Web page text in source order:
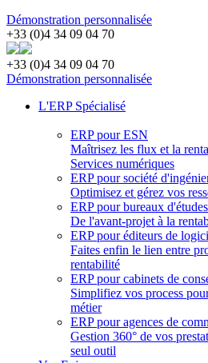
Démonstration personnalisée
+33 (0)4 34 09 04 70
+33 (0)4 34 09 04 70
Démonstration personnalisée
L'ERP Spécialisé
ERP pour ESN
Maîtrisez les flux et la
Services numériques
ERP pour société
Optimisez et gérez vos
ERP pour bureaux d'études
De l'avant-projet à la
ERP pour éditeurs de
Faites enfin le lien entre
rentabilité
ERP pour cabinets de
Simplifiez vos process
métier
ERP pour agences de
Gestion 360° de vos
seul outil